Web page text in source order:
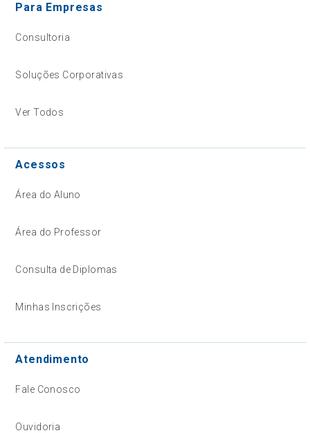
Para Empresas
Consultoria
Soluções Corporativas
Ver Todos
Acessos
Área do Aluno
Área do Professor
Consulta de Diplomas
Minhas Inscrições
Atendimento
Fale Conosco
Ouvidoria